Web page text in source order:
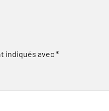
indiqués avec*